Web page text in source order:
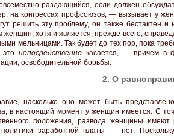
раздающийся, если должен
на конгрессах профсоюзов, — вызывает у
решить эту проблему, он также бестактен
женщин, хотя и является, прежде всего,
мельницами. Так будет до тех пор, пока
это непосредственно касается, — причем в
освободительной борьбы.
2. О
насколько оно может быть
в настоящий момент у женщин имеется. С
положения, развода женщины
заработной платы — нет.